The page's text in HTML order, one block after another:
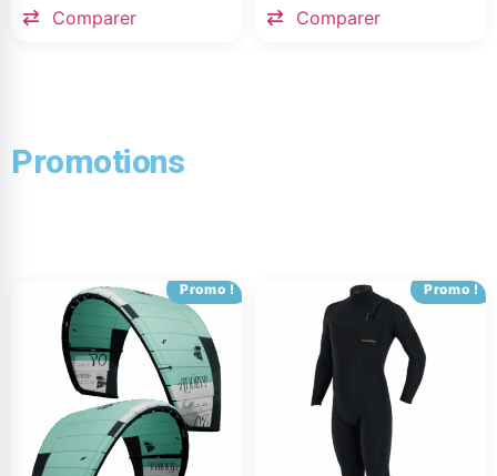
Comparer Comparer
Promotions
Promo ! Promo !